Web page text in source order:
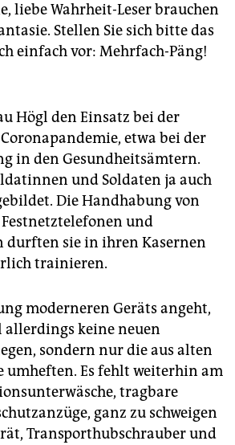
liebe Wahrheit-Leser brauchen
Stellen Sie sich bitte das
einfach vor: Mehrfach-Päng!
Högl den Einsatz bei der
etwa bei der
in den Gesundheitsämtern.
und Soldaten ja auch
Die Handhabung von
und
durften sie in ihren Kasernen
trainieren.
moderneren Geräts angeht,
allerdings keine neuen
sondern nur die aus alten
umheften. Es fehlt weiterhin am
tragbare
ganz zu schweigen
Transporthubschrauber und